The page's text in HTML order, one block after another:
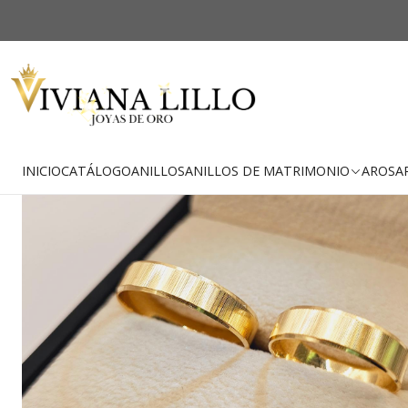
INICIOCATÁLOGOANILLOSANILLOS DE MATRIMONIO AROS
-37% OFF
Envío Gratis